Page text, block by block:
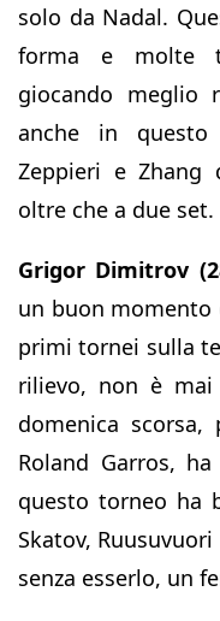
solo da Nadal.
forma e molte
giocando meglio
anche in questo
Zeppieri e Zhang
oltre che a due set.
Grigor Dimitrov
un buon momento
primi tornei sulla
rilievo, non è
domenica
Roland Garros,
questo torneo ha
Skatov,
senza esserlo, un